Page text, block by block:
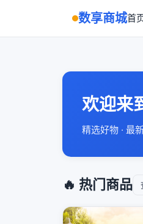
数享商城首
欢迎来
精选好物 · 最
🔥 热门商品